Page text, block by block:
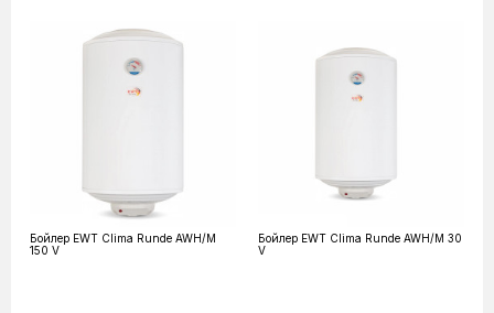
Бойлер EWT Clima Runde AWH/M
150 V
Бойлер EWT Clima Runde AWH/M 30
V